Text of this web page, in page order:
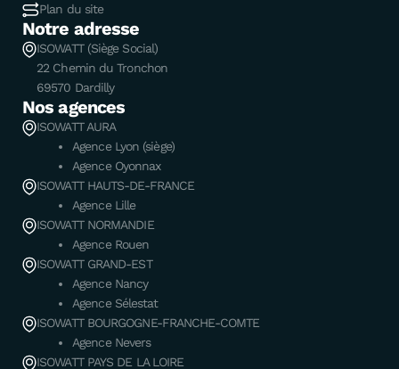
Plan du site
Notre adresse
ISOWATT (Siège Social)
22 Chemin du Tronchon
69570 Dardilly
Nos agences
ISOWATT AURA
Agence Lyon (siège)
Agence Oyonnax
ISOWATT HAUTS-DE-FRANCE
Agence Lille
ISOWATT NORMANDIE
Agence Rouen
ISOWATT GRAND-EST
Agence Nancy
Agence Sélestat
ISOWATT BOURGOGNE-FRANCHE-COMTE
Agence Nevers
ISOWATT PAYS DE LA LOIRE